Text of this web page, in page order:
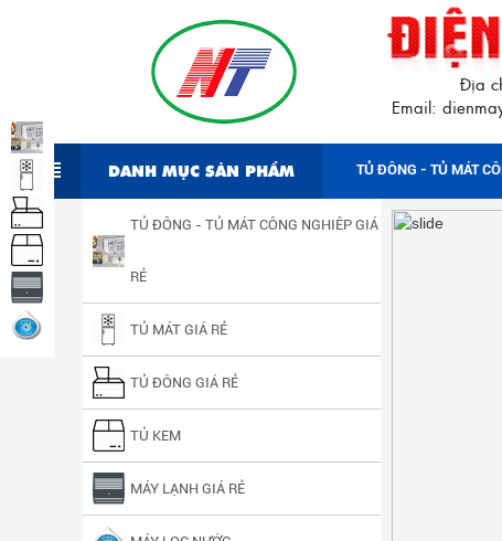
Địa
Email:
DANH MỤC SẢN PHẨM TỦ ĐÔNG - TỦ MÁT
TỦ ĐÔNG - TỦ MÁT CÔNG NGHIÊP GIÁ
RẺ
TỦ MÁT GIÁ RẺ
TỦ ĐÔNG GIÁ RẺ
TỦ KEM
MÁY LẠNH GIÁ RẺ